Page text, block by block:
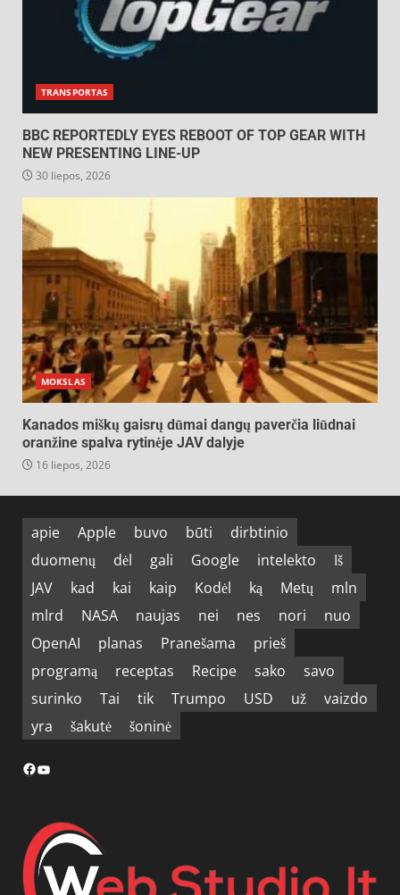
TRANSPORTAS
BBC REPORTEDLY EYES REBOOT OF TOP GEAR WITH
NEW PRESENTING LINE-UP
30 liepos, 2026
MOKSLAS
Kanados miškų gaisrų dūmai dangų paverčia liūdnai
oranžine spalva rytinėje JAV dalyje
16 liepos, 2026
apie Apple buvo būti
dirbtinio
duomenų
dėl gali Google intelekto
Iš
JAV
kad kai kaip Kodėl ką Metų
mln
mlrd
NASA naujas nei nes nori
nuo
OpenAI
planas Pranešama
prieš
programą
receptas Recipe sako
savo
surinko
Tai tik Trumpo USD už
vaizdo
yra
šakutė šoninė
Facebook
YouTube